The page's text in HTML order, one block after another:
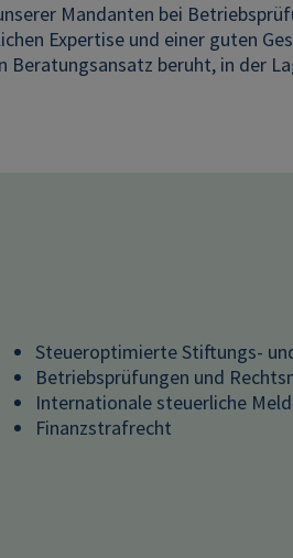
Mandanten bei
Expertise und einer guten
beruht, in der
Steueroptimierte Stiftungs-
Betriebsprüfungen und
Internationale steuerliche
Finanzstrafrecht